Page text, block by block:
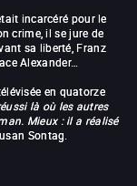
incarcéré pour le
crime, il se jure de
sa liberté, Franz
Alexander…
en quatorze
là où les autres
Mieux : il a réalisé
Sontag.